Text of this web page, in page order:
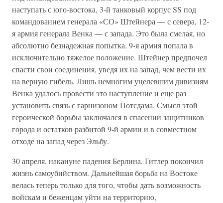
наступать с юго-востока, 3-й танковый корпус SS под
командованием генерала «СО» Штейнера — с севера, 12-
я армия генерала Венка — с запада. Это была смелая, но
абсолютно безнадежная попытка. 9-я армия попала в
исключительно тяжелое положение. Штейнер предпочел
спасти свои соединения, уведя их на запад, чем вести их
на верную гибель. Лишь немногим уцелевшим дивизиям
Венка удалось провести это наступление и еще раз
установить связь с гарнизоном Потсдама. Смысл этой
героической борьбы заключался в спасении защитников
города и остатков разбитой 9-й армии и в совместном
отходе на запад через Эльбу.
30 апреля, накануне падения Берлина, Гитлер покончил
жизнь самоубийством. Дальнейшая борьба на Востоке
велась теперь только для того, чтобы дать возможность
войскам и беженцам уйти на территорию,